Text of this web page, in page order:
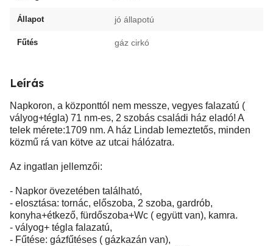
Állapot jó állapotú
Fűtés gáz cirkó
Leírás
Napkoron, a központtól nem messze, vegyes falazatú (
vályog+tégla) 71 nm-es, 2 szobás családi ház eladó! A
telek mérete:1709 nm. A ház Lindab lemeztetős, minden
közmű rá van kötve az utcai hálózatra.
Az ingatlan jellemzői:
- Napkor övezetében található,
- elosztása: tornác, előszoba, 2 szoba, gardrób,
konyha+étkező, fürdőszoba+Wc ( együtt van), kamra.
- vályog+ tégla falazatú,
- Fűtése: gázfűtéses ( gázkazán van),